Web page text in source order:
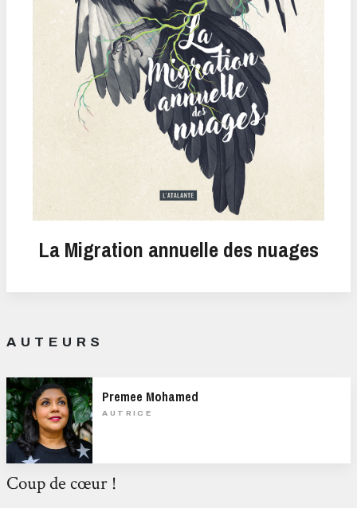
La Migration annuelle des nuages
AUTEURS
Premee Mohamed
AUTRICE
Coup de cœur !